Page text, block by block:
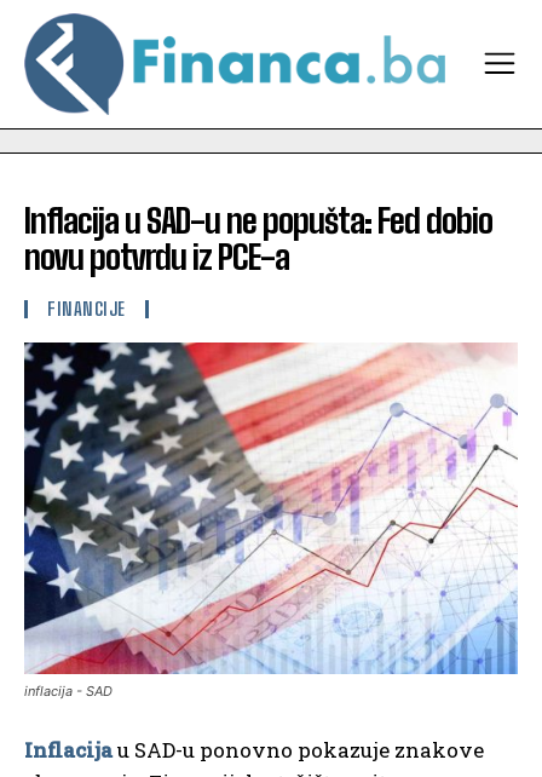
Inflacija u SAD-u ne popušta: Fed dobio
novu potvrdu iz PCE-a
FINANCIJE
inflacija - SAD
Inflacijau SAD-u ponovno pokazuje znakove